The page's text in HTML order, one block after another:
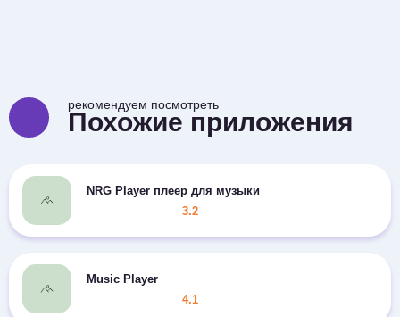
рекомендуем посмотреть
Похожие приложения
NRG Player плеер для музыки
3.2
Music Player
4.1